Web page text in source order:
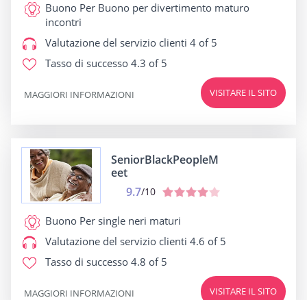
Buono Per Buono per divertimento maturo
incontri
Valutazione del servizio clienti 4 of 5
Tasso di successo 4.3 of 5
VISITARE IL SITO
MAGGIORI INFORMAZIONI
SeniorBlackPeopleM
eet
9.7/10
Buono Per single neri maturi
Valutazione del servizio clienti 4.6 of 5
Tasso di successo 4.8 of 5
VISITARE IL SITO
MAGGIORI INFORMAZIONI